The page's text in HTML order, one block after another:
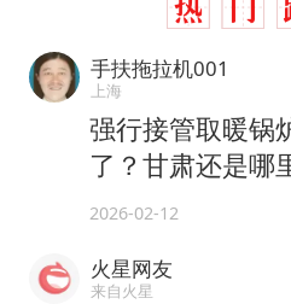
手扶拖拉机001
上海
强行接管取暖锅
了？甘肃还是哪
2026-02-12
火星网友
来自火星